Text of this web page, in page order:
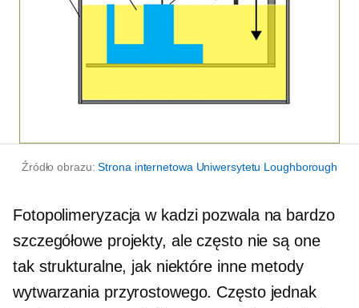
Źródło obrazu:Strona internetowa Uniwersytetu Loughborough
Fotopolimeryzacja w kadzi pozwala na bardzo
szczegółowe projekty, ale często nie są one
tak strukturalne, jak niektóre inne metody
wytwarzania przyrostowego. Często jednak